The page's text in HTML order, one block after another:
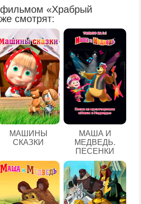
«Храбрый
смотрят:
МАШИНЫ
СКАЗКИ
МАША И
МЕДВЕДЬ.
ПЕСЕНКИ